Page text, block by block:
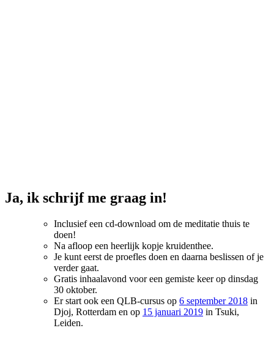
Ja, ik schrijf me graag in!
Inclusief een cd-download om de meditatie thuis te
doen!
Na afloop een heerlijk kopje kruidenthee.
Je kunt eerst de proefles doen en daarna beslissen of je
verder gaat.
Gratis inhaalavond voor een gemiste keer op dinsdag
30 oktober.
Er start ook een QLB-cursus op 6 september 2018 in
Djoj, Rotterdam en op 15 januari 2019 in Tsuki,
Leiden.